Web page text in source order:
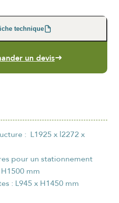
technique
un devis
: L1925 x l2272 x
pour un stationnement
mm
: L945 x H1450 mm